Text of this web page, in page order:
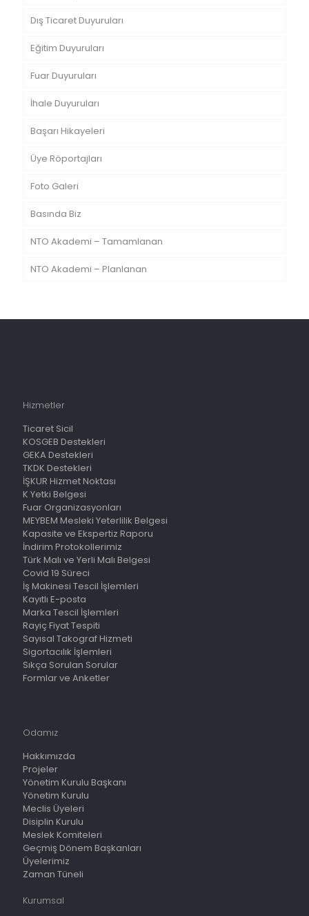
Dış Ticaret Duyuruları
Eğitim Duyuruları
Fuar Duyuruları
İhale Duyuruları
Başarı Hikayeleri
Üye Röportajları
Foto Galeri
Basında Biz
NTO Akademi – Tamamlanan
NTO Akademi – Planlanan
Hizmetler
Ticaret Sicil
KOSGEB Destekleri
GEKA Destekleri
TKDK Destekleri
İŞKUR Hizmet Noktası
K Yetki Belgesi
Fuar Organizasyonları
MEYBEM Mesleki Yeterlilik Belgesi
Kapasite ve Ekspertiz Raporu
İndirim Protokollerimiz
Türk Malı ve Yerli Malı Belgesi
Covid 19 Süreci
İş Makinesi Tescil İşlemleri
Kayıtlı E-posta
Marka Tescil İşlemleri
Rayiç Fiyat Tespiti
Sayısal Takograf Hizmeti
Sigortacılık İşlemleri
Sıkça Sorulan Sorular
Formlar ve Anketler
Odamız
Hakkımızda
Projeler
Yönetim Kurulu Başkanı
Yönetim Kurulu
Meclis Üyeleri
Disiplin Kurulu
Meslek Komiteleri
Geçmiş Dönem Başkanları
Üyelerimiz
Zaman Tüneli
Kurumsal